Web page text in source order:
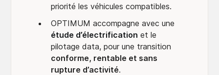
priorité les véhicules compatibles.
OPTIMUM accompagne avec une
étude d’électrification et le
pilotage data, pour une transition
conforme, rentable et sans
rupture d’activité.